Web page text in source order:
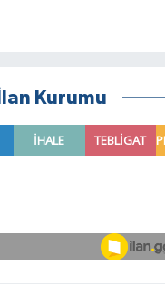
İlan Kurumu